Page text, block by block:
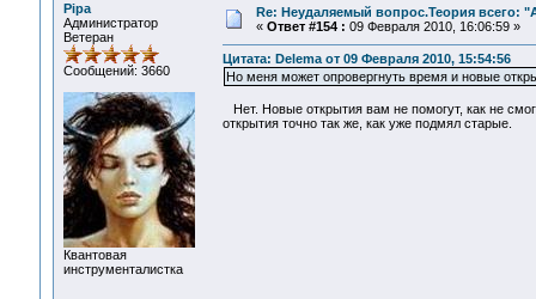
Pipa
Администратор
Ветеран
Сообщений: 3660
Квантовая
инструменталистка
Re: Неудаляемый вопрос.Теория всего:
« Ответ #154 : 09 Февраля 2010, 16:06:59 »
Цитата: Delema от 09 Февраля 2010, 15:54:56
Но меня может опровергнуть время и новые
Нет. Новые открытия вам не помогут, как не
открытия точно так же, как уже подмял старые.